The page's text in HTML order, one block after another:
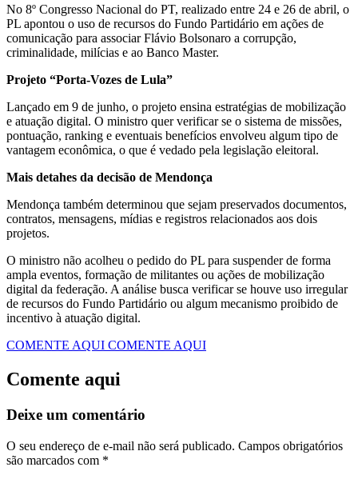
No 8º Congresso Nacional do PT, realizado entre 24 e 26 de abril, o
PL apontou o uso de recursos do Fundo Partidário em ações de
comunicação para associar Flávio Bolsonaro a corrupção,
criminalidade, milícias e ao Banco Master.
Projeto “Porta-Vozes de Lula”
Lançado em 9 de junho, o projeto ensina estratégias de mobilização
e atuação digital. O ministro quer verificar se o sistema de missões,
pontuação, ranking e eventuais benefícios envolveu algum tipo de
vantagem econômica, o que é vedado pela legislação eleitoral.
Mais detahes da decisão de Mendonça
Mendonça também determinou que sejam preservados documentos,
contratos, mensagens, mídias e registros relacionados aos dois
projetos.
O ministro não acolheu o pedido do PL para suspender de forma
ampla eventos, formação de militantes ou ações de mobilização
digital da federação. A análise busca verificar se houve uso irregular
de recursos do Fundo Partidário ou algum mecanismo proibido de
incentivo à atuação digital.
COMENTE AQUI COMENTE AQUI
Comente aqui
Deixe um comentário
O seu endereço de e-mail não será publicado. Campos obrigatórios
são marcados com *